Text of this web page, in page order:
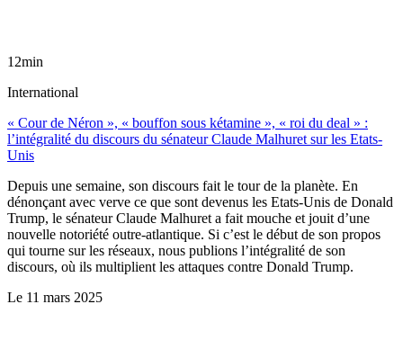
12min
International
« Cour de Néron », « bouffon sous kétamine », « roi du deal » :
l’intégralité du discours du sénateur Claude Malhuret sur les Etats-
Unis
Depuis une semaine, son discours fait le tour de la planète. En
dénonçant avec verve ce que sont devenus les Etats-Unis de Donald
Trump, le sénateur Claude Malhuret a fait mouche et jouit d’une
nouvelle notoriété outre-atlantique. Si c’est le début de son propos
qui tourne sur les réseaux, nous publions l’intégralité de son
discours, où ils multiplient les attaques contre Donald Trump.
Le 11 mars 2025